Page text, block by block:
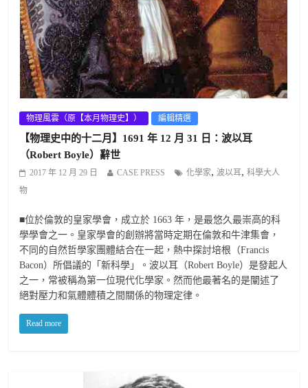
物理風雲（原【本月物理史】） 編輯精選
【物理史中的十二月】1691 年 12 月 31 日：波以耳
（Robert Boyle）辭世
2017 年 12 月 29 日 CASE PRESS 化學家,波以耳,科學大人
物
■位於倫敦的皇家學會，成立於 1663 年，是最悠久最崇高的科
學學會之一。皇家學會的創辦將當時定期在倫敦和牛津集會，
不同的自然哲學家團體結合在一起，熱中探討培根（Francis
Bacon）所倡議的「新科學」。波以耳（Robert Boyle）是發起人
之一，常被稱為第一位現代化學家。然而他最著名的是闡述了
絕對壓力和氣體體積之間關係的物理定律。
Read more